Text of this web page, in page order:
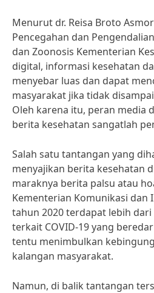
Menurut dr. Reisa Broto
Pencegahan dan
dan Zoonosis Kementerian
digital, informasi kesehatan
menyebar luas dan dapat
masyarakat jika tidak
Oleh karena itu, peran media
berita kesehatan sangatlah
Salah satu tantangan yang
menyajikan berita kesehatan
maraknya berita palsu atau
Kementerian Komunikasi dan
tahun 2020 terdapat lebih
terkait COVID-19 yang
tentu menimbulkan
kalangan masyarakat.
Namun, di balik tantangan